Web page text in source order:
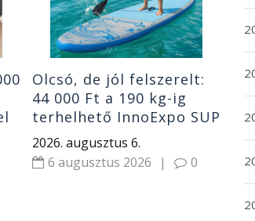
Olcsó, de jól felszerelt:
44 000 Ft a 190 kg-ig
terhelhető InnoExpo SUP
teljes szettje
2026. augusztus 6.
6 augusztus 2026
| 0